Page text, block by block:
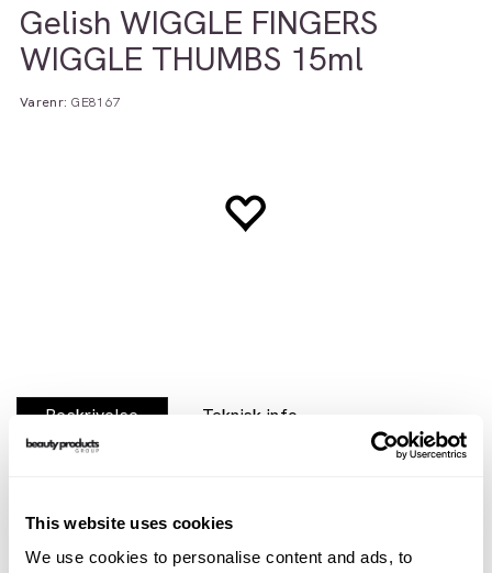
This website uses cookies
We use cookies to personalise content and ads, to
Gelish WIGGLE FINGERS
WIGGLE THUMBS 15ml
Varenr: GE8167
Beskrivelse Teknisk info
Gelish er en ren gelelakk med en garantitid på 21 dager på